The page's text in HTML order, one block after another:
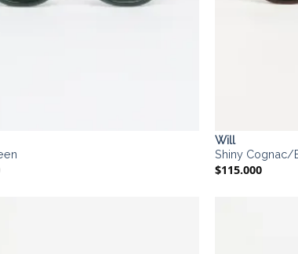
Will
Shiny Cognac/
$115.000